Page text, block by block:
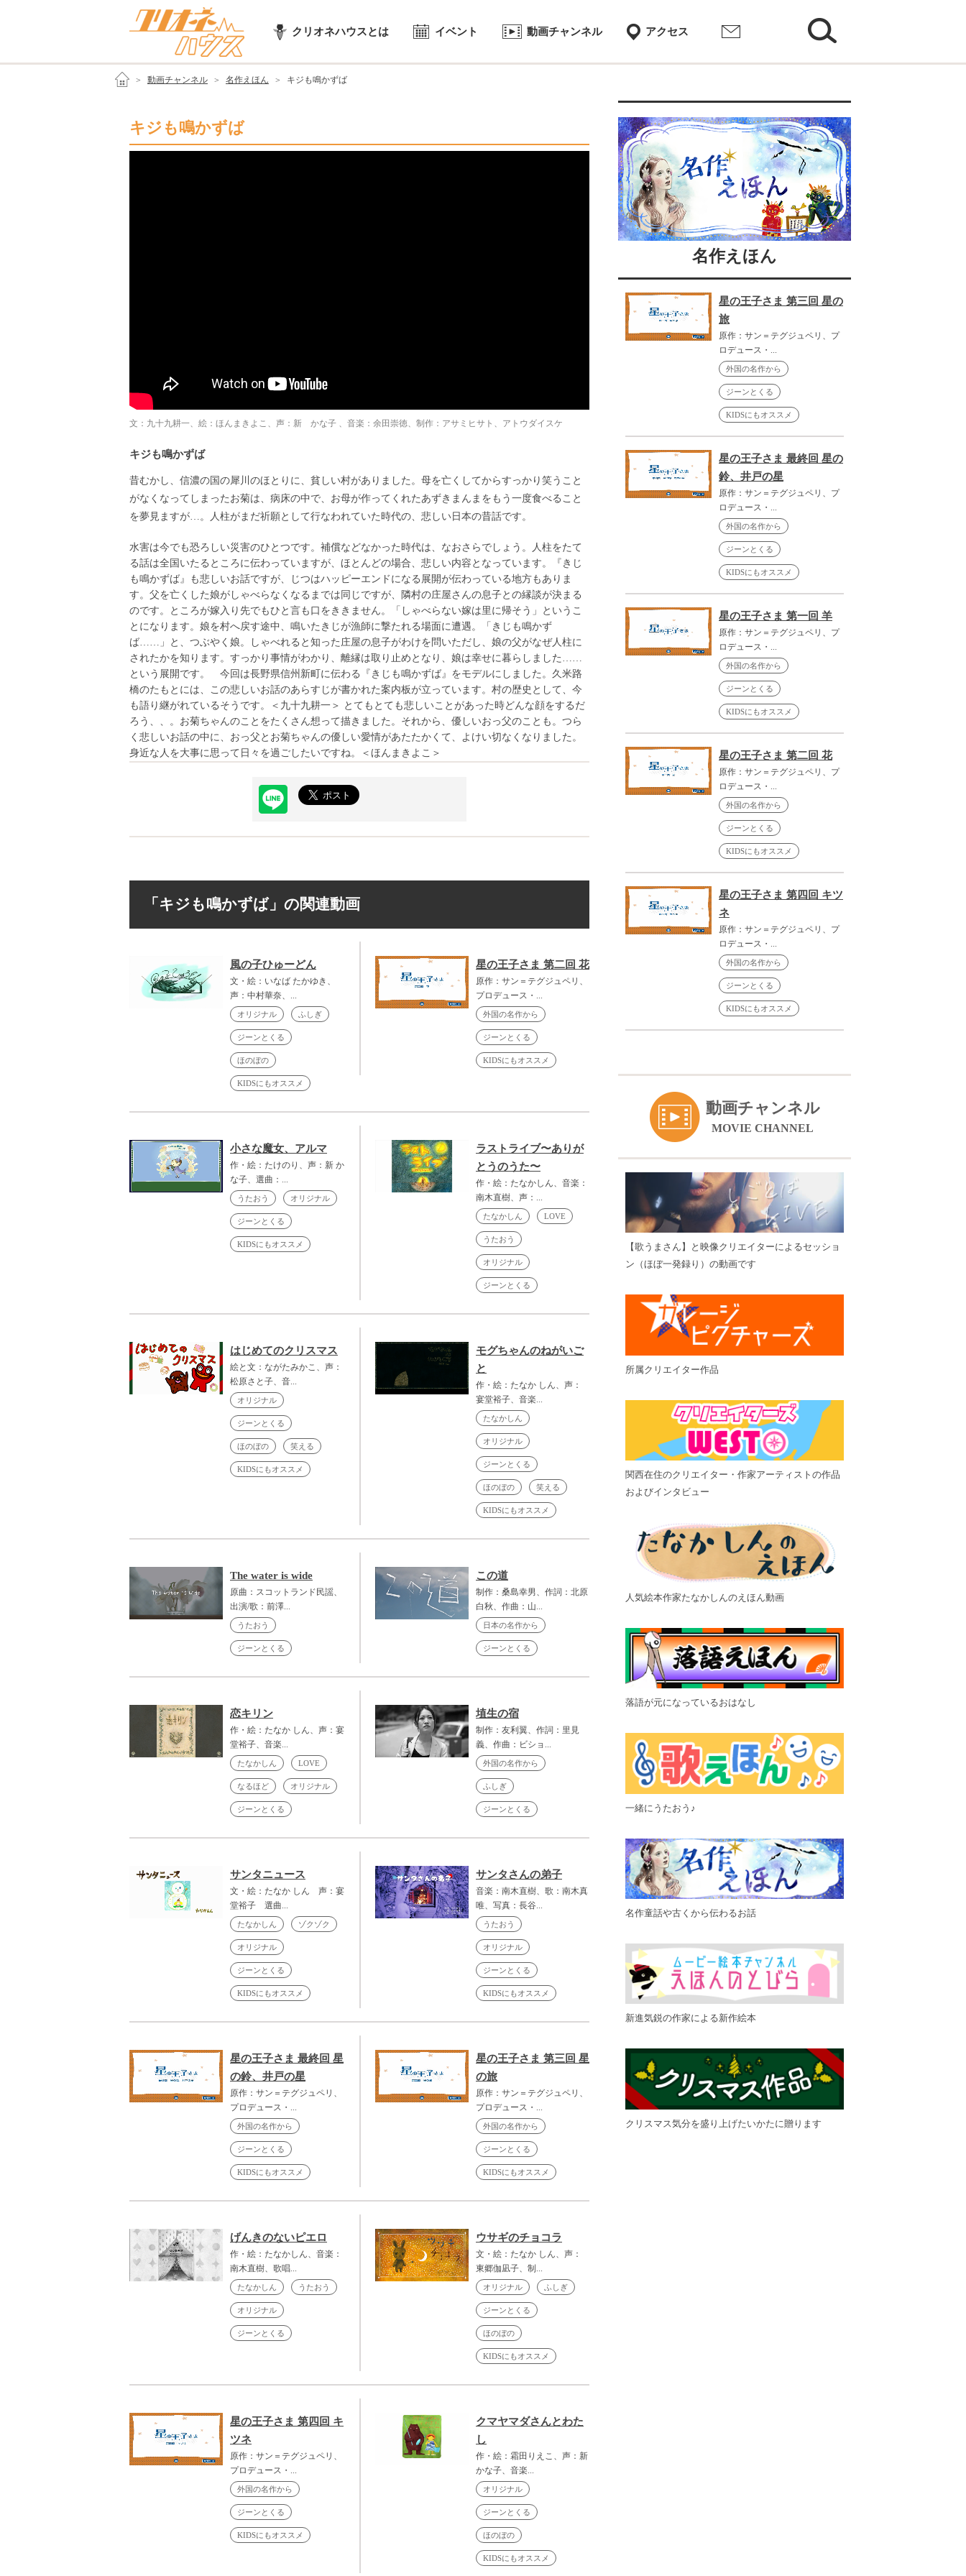
クリオネハウスとは イベント 動画チャンネル アクセス
動画チャンネル 名作えほん キジも鳴かずば
キジも鳴かずば
文：九十九耕一、絵：ほんまきよこ、声：新 かな子 、音楽：余田崇徳、制作：アサミヒサト、アトウダイスケ
キジも鳴かずば
昔むかし、信濃の国の犀川のほとりに、貧しい村がありました。母を亡くしてからすっかり笑うこと
がなくなってしまったお菊は、病床の中で、お母が作ってくれたあずきまんまをもう一度食べること
を夢見ますが…。人柱がまだ祈願として行なわれていた時代の、悲しい日本の昔話です。
水害は今でも恐ろしい災害のひとつです。補償などなかった時代は、なおさらでしょう。人柱をたて
る話は全国いたるところに伝わっていますが、ほとんどの場合、悲しい内容となっています。『きじ
も鳴かずば』も悲しいお話ですが、じつはハッピーエンドになる展開が伝わっている地方もありま
す。父を亡くした娘がしゃべらなくなるまでは同じですが、隣村の庄屋さんの息子との縁談が決まる
のです。ところが嫁入り先でもひと言も口をききません。「しゃべらない嫁は里に帰そう」というこ
とになります。娘を村へ戻す途中、鳴いたきじが漁師に撃たれる場面に遭遇。「きじも鳴かず
ば……」と、つぶやく娘。しゃべれると知った庄屋の息子がわけを問いただし、娘の父がなぜ人柱に
されたかを知ります。すっかり事情がわかり、離縁は取り止めとなり、娘は幸せに暮らしました……
という展開です。 今回は長野県信州新町に伝わる『きじも鳴かずば』をモデルにしました。久米路
橋のたもとには、この悲しいお話のあらすじが書かれた案内板が立っています。村の歴史として、今
も語り継がれているそうです。＜九十九耕一＞ とてもとても悲しいことがあった時どんな顔をするだ
ろう、、。お菊ちゃんのことをたくさん想って描きました。それから、優しいおっ父のことも。つら
く悲しいお話の中に、おっ父とお菊ちゃんの優しい愛情があたたかくて、よけい切なくなりました。
身近な人を大事に思って日々を過ごしたいですね。＜ほんまきよこ＞
「キジも鳴かずば」の関連動画
風の子ひゅーどん
文・絵：いなば たかゆき、
声：中村華奈、...
オリジナル ふしぎ
ジーンとくる
ほのぼの
KIDSにもオススメ
星の王子さま 第二回 花
原作：サン＝テグジュペリ、
プロデュース・...
外国の名作から
ジーンとくる
KIDSにもオススメ
小さな魔女、アルマ
作・絵：たけのり、声：新 か
な子、選曲：...
うたおう オリジナル
ジーンとくる
KIDSにもオススメ
ラストライブ〜ありが
とうのうた〜
作・絵：たなかしん、音楽：
南木直樹、声：...
たなかしん LOVE
うたおう
オリジナル
ジーンとくる
はじめてのクリスマス
絵と文：ながたみかこ、声：
松原さと子、音...
オリジナル
ジーンとくる
ほのぼの 笑える
KIDSにもオススメ
モグちゃんのねがいご
と
作・絵：たなか しん、声：
宴堂裕子、音楽...
たなかしん
オリジナル
ジーンとくる
ほのぼの 笑える
KIDSにもオススメ
The water is wide
原曲：スコットランド民謡、
出演/歌：前澤...
うたおう
ジーンとくる
この道
制作：桑島幸男、作詞：北原
白秋、作曲：山...
日本の名作から
ジーンとくる
恋キリン
作・絵：たなか しん、声：宴
堂裕子、音楽...
たなかしん LOVE
なるほど オリジナル
ジーンとくる
埴生の宿
制作：友利翼、作詞：里見
義、作曲：ビショ...
外国の名作から
ふしぎ
ジーンとくる
サンタニュース
文・絵：たなか しん 声：宴
堂裕子 選曲...
たなかしん ゾクゾク
オリジナル
ジーンとくる
KIDSにもオススメ
サンタさんの弟子
音楽：南木直樹、歌：南木真
唯、写真：長谷...
うたおう
オリジナル
ジーンとくる
KIDSにもオススメ
星の王子さま 最終回 星
の鈴、井戸の星
原作：サン＝テグジュペリ、
プロデュース・...
外国の名作から
ジーンとくる
KIDSにもオススメ
星の王子さま 第三回 星
の旅
原作：サン＝テグジュペリ、
プロデュース・...
外国の名作から
ジーンとくる
KIDSにもオススメ
げんきのないピエロ
作・絵：たなかしん、音楽：
南木直樹、歌唱...
たなかしん うたおう
オリジナル
ジーンとくる
ウサギのチョコラ
文・絵：たなか しん、声：
東郷伽凪子、制...
オリジナル ふしぎ
ジーンとくる
ほのぼの
KIDSにもオススメ
星の王子さま 第四回 キ
ツネ
原作：サン＝テグジュペリ、
プロデュース・...
外国の名作から
ジーンとくる
KIDSにもオススメ
クマヤマダさんとわた
し
作・絵：霜田りえこ、声：新
かな子、音楽...
オリジナル
ジーンとくる
ほのぼの
KIDSにもオススメ
名作えほん
星の王子さま 第三回 星の
旅
原作：サン＝テグジュペリ、プ
ロデュース・...
外国の名作から
ジーンとくる
KIDSにもオススメ
星の王子さま 最終回 星の
鈴、井戸の星
原作：サン＝テグジュペリ、プ
ロデュース・...
外国の名作から
ジーンとくる
KIDSにもオススメ
星の王子さま 第一回 羊
原作：サン＝テグジュペリ、プ
ロデュース・...
外国の名作から
ジーンとくる
KIDSにもオススメ
星の王子さま 第二回 花
原作：サン＝テグジュペリ、プ
ロデュース・...
外国の名作から
ジーンとくる
KIDSにもオススメ
星の王子さま 第四回 キツ
ネ
原作：サン＝テグジュペリ、プ
ロデュース・...
外国の名作から
ジーンとくる
KIDSにもオススメ
動画チャンネル
MOVIE CHANNEL
【歌うまさん】と映像クリエイターによるセッショ
ン（ほぼ一発録り）の動画です
所属クリエイター作品
関西在住のクリエイター・作家アーティストの作品
およびインタビュー
人気絵本作家たなかしんのえほん動画
落語が元になっているおはなし
一緒にうたおう♪
名作童話や古くから伝わるお話
新進気鋭の作家による新作絵本
クリスマス気分を盛り上げたいかたに贈ります